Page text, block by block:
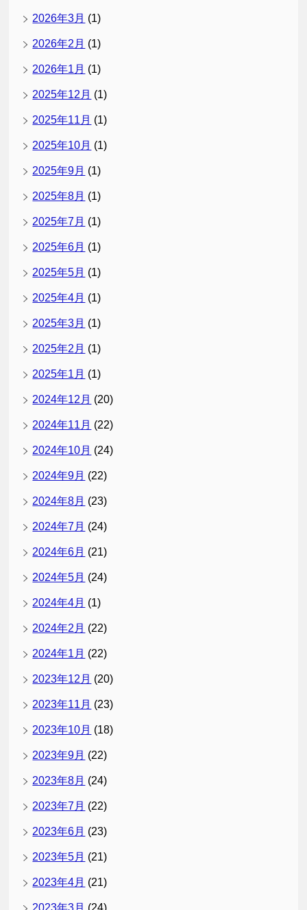
2026年3月 (1)
2026年2月 (1)
2026年1月 (1)
2025年12月 (1)
2025年11月 (1)
2025年10月 (1)
2025年9月 (1)
2025年8月 (1)
2025年7月 (1)
2025年6月 (1)
2025年5月 (1)
2025年4月 (1)
2025年3月 (1)
2025年2月 (1)
2025年1月 (1)
2024年12月 (20)
2024年11月 (22)
2024年10月 (24)
2024年9月 (22)
2024年8月 (23)
2024年7月 (24)
2024年6月 (21)
2024年5月 (24)
2024年4月 (1)
2024年2月 (22)
2024年1月 (22)
2023年12月 (20)
2023年11月 (23)
2023年10月 (18)
2023年9月 (22)
2023年8月 (24)
2023年7月 (22)
2023年6月 (23)
2023年5月 (21)
2023年4月 (21)